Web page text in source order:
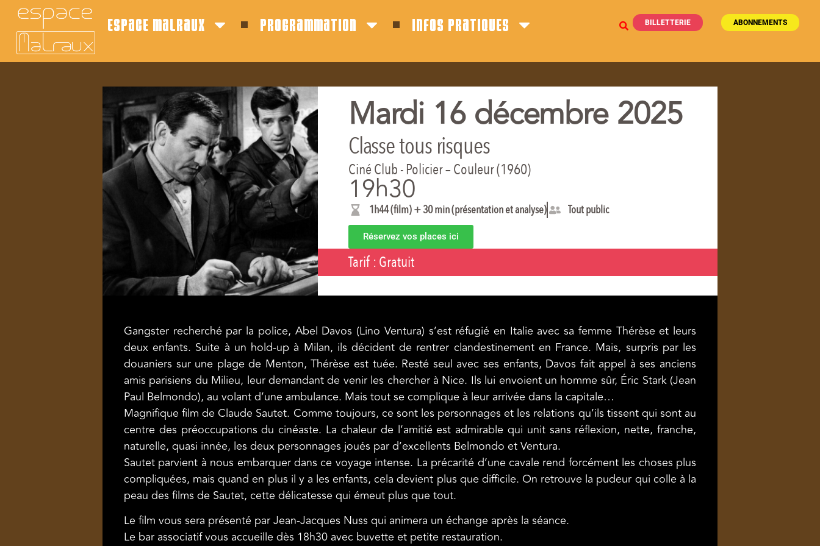
espace malraux programmation infos pratiques BILLETTERIE ABONNEMENTS
Mardi 16 décembre 2025
Classe tous risques
Ciné Club - Policier – Couleur (1960)
19h30
1h44 (film) + 30 min (présentation et analyse) Tout public
Réservez vos places ici
Tarif : Gratuit
Gangster recherché par la police, Abel Davos (Lino Ventura) s’est réfugié en Italie avec sa femme Thérèse et leurs
deux enfants. Suite à un hold-up à Milan, ils décident de rentrer clandestinement en France. Mais, surpris par les
douaniers sur une plage de Menton, Thérèse est tuée. Resté seul avec ses enfants, Davos fait appel à ses anciens
amis parisiens du Milieu, leur demandant de venir les chercher à Nice. Ils lui envoient un homme sûr, Éric Stark (Jean
Paul Belmondo), au volant d’une ambulance. Mais tout se complique à leur arrivée dans la capitale…
Magnifique film de Claude Sautet. Comme toujours, ce sont les personnages et les relations qu’ils tissent qui sont au
centre des préoccupations du cinéaste. La chaleur de l’amitié est admirable qui unit sans réflexion, nette, franche,
naturelle, quasi innée, les deux personnages joués par d’excellents Belmondo et Ventura.
Sautet parvient à nous embarquer dans ce voyage intense. La précarité d’une cavale rend forcément les choses plus
compliquées, mais quand en plus il y a les enfants, cela devient plus que difficile. On retrouve la pudeur qui colle à la
peau des films de Sautet, cette délicatesse qui émeut plus que tout.
Le film vous sera présenté par Jean-Jacques Nuss qui animera un échange après la séance.
Le bar associatif vous accueille dès 18h30 avec buvette et petite restauration.